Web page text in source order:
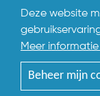
Deze website
Meer
Beheer mijn